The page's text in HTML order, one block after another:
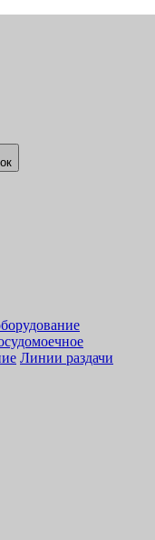
Линии раздачи